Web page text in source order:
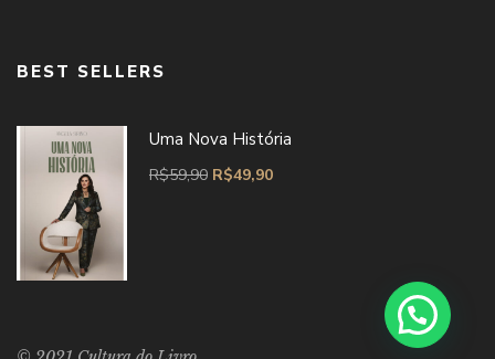
BEST SELLERS
Uma Nova História
R$59,90 R$49,90